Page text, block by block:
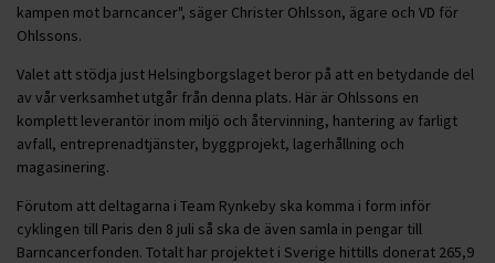
kampen mot barncancer", säger Christer Ohlsson, ägare och VD för
Ohlssons.
Valet att stödja just Helsingborgslaget beror på att en betydande del
av vår verksamhet utgår från denna plats. Här är Ohlssons en
komplett leverantör inom miljö och återvinning, hantering av farligt
avfall, entreprenadtjänster, byggprojekt, lagerhållning och
magasinering.
Förutom att deltagarna i Team Rynkeby ska komma i form inför
cyklingen till Paris den 8 juli så ska de även samla in pengar till
Barncancerfonden. Totalt har projektet i Sverige hittills donerat 265,9